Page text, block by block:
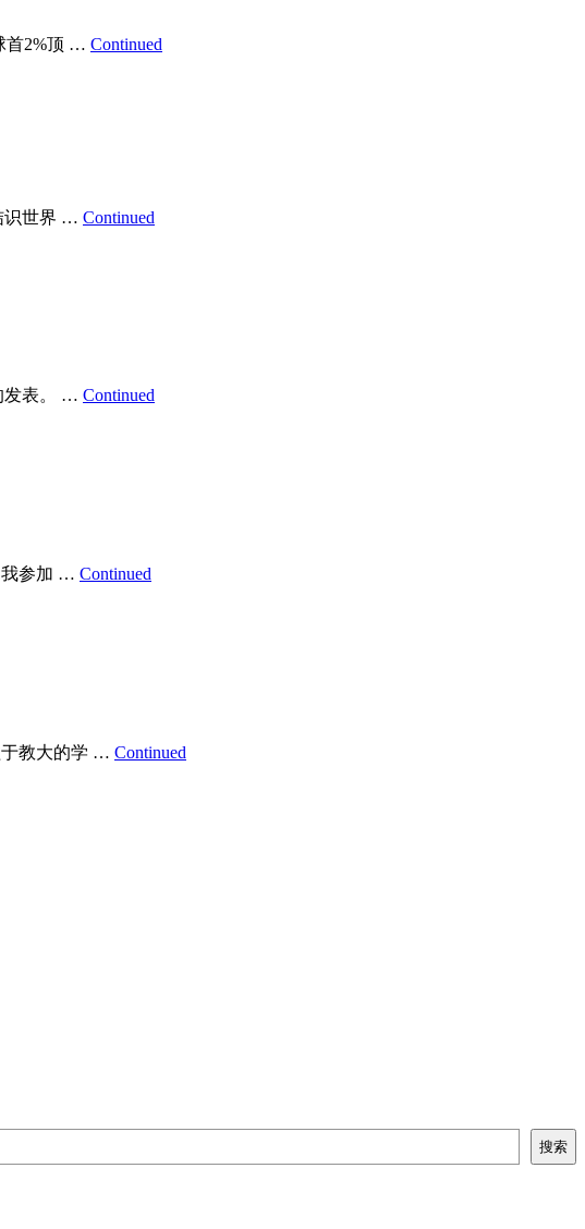
首2%顶 … Continued
识世界 … Continued
发表。 … Continued
我参加 … Continued
于教大的学 … Continued
搜索